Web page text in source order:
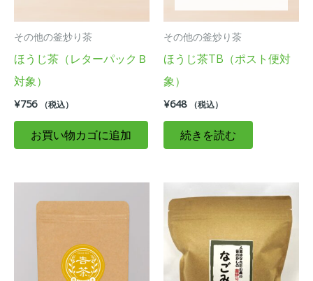
その他の釜炒り茶
ほうじ茶（レターパックＢ
対象）
¥756 （税込）
お買い物カゴに追加
その他の釜炒り茶
ほうじ茶TB（ポスト便対
象）
¥648 （税込）
続きを読む